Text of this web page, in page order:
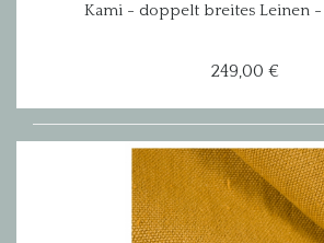
Kami - doppelt breites Leinen
249,00 €